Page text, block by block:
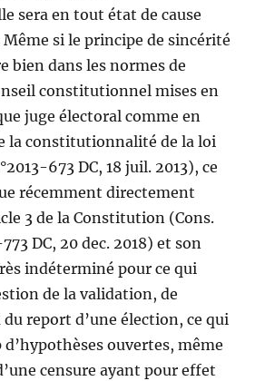
sera en tout état de cause
si le principe de sincérité
bien dans les normes de
constitutionnel mises en
juge électoral comme en
la constitutionnalité de la loi
673 DC, 18 juil. 2013), ce
récemment directement
3 de la Constitution (Cons.
DC, 20 dec. 2018) et son
indéterminé pour ce qui
de la validation, de
report d’une élection, ce qui
d’hypothèses ouvertes, même
censure ayant pour effet